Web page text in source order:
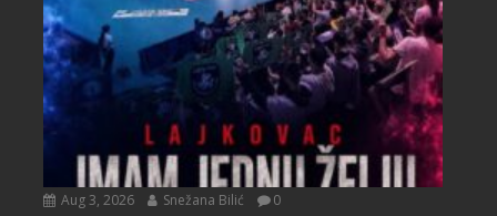
Aug 3, 2026 Snežana Bilić 0